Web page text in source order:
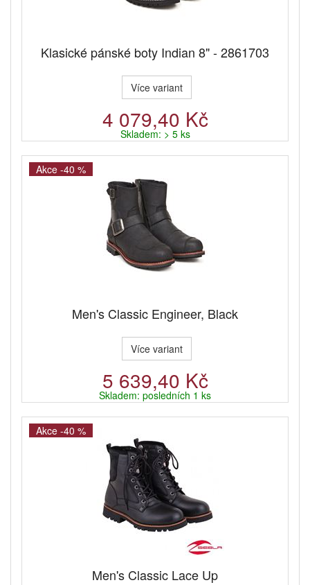
Klasické pánské boty Indian 8" - 2861703
Více variant
4 079,40 Kč
Skladem: > 5 ks
Akce -40 %
Men's Classic Engineer, Black
Více variant
5 639,40 Kč
Skladem: posledních 1 ks
Akce -40 %
Men's Classic Lace Up